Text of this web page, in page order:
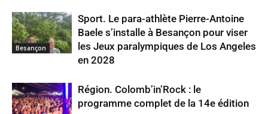
Besançon
Sport. Le para-athlète Pierre-Antoine
Baele s’installe à Besançon pour viser
les Jeux paralympiques de Los Angeles
en 2028
Région. Colomb’in’Rock : le
programme complet de la 14e édition